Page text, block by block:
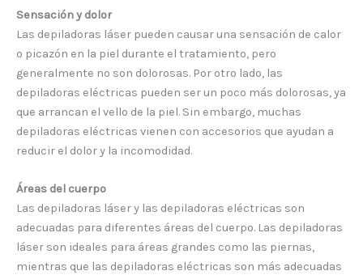
Sensación y dolor
Las depiladoras láser pueden causar una sensación de calor
o picazón en la piel durante el tratamiento, pero
generalmente no son dolorosas. Por otro lado, las
depiladoras eléctricas pueden ser un poco más dolorosas, ya
que arrancan el vello de la piel. Sin embargo, muchas
depiladoras eléctricas vienen con accesorios que ayudan a
reducir el dolor y la incomodidad.
Áreas del cuerpo
Las depiladoras láser y las depiladoras eléctricas son
adecuadas para diferentes áreas del cuerpo. Las depiladoras
láser son ideales para áreas grandes como las piernas,
mientras que las depiladoras eléctricas son más adecuadas